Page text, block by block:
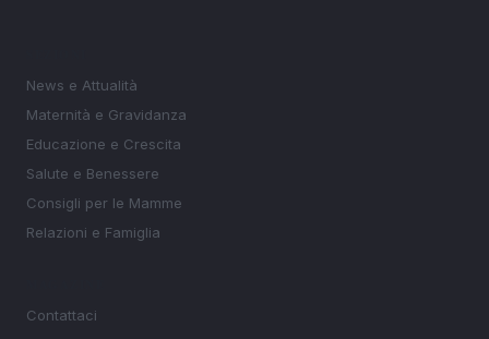
News e Attualità
Maternità e Gravidanza
Educazione e Crescita
Salute e Benessere
Consigli per le Mamme
Relazioni e Famiglia
Contattaci